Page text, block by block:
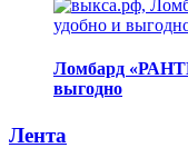
Ломбард
выгодно
Лента